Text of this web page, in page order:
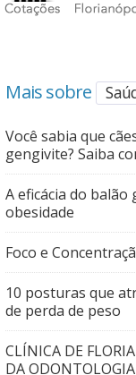
Mais sobre
Você sabia que
gengivite? Saiba
A eficácia do
obesidade
Foco e
10 posturas que
de perda de peso
CLÍNICA DE
DA